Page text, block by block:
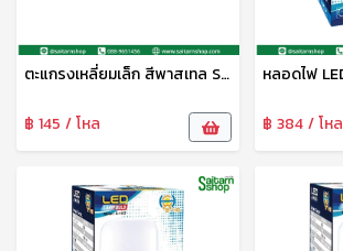
ตะแกรงเหลี่ยมเล็ก สีพาสเทล S-0078 Sip
฿ 145 / โหล ฿ 384 / โหล